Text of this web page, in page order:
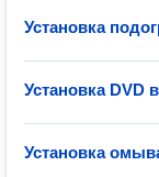
Установка
Установка DVD
Установка